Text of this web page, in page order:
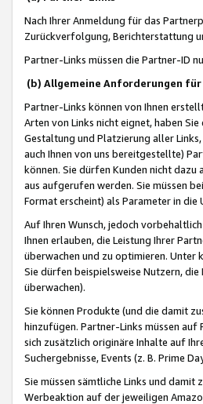
Nach Ihrer Anmeldung für das
Zurückverfolgung, Berichterstattung
Partner-Links müssen die Partner-ID
(b) Allgemeine Anforderungen
Partner-Links können von Ihnen
Arten von Links nicht eignet, haben
Gestaltung und Platzierung aller
auch Ihnen von uns bereitgestellte)
können. Sie dürfen Kunden nicht
aus aufgerufen werden. Sie müssen
Format erscheint) als Parameter in die
Auf Ihren Wunsch, jedoch
Ihnen erlauben, die Leistung Ihrer
überwachen und zu optimieren. Unter
Sie dürfen beispielsweise Nutzern,
überwachen).
Sie können Produkte (und die damit
hinzufügen. Partner-Links müssen
sich zusätzlich originäre Inhalte auf
Suchergebnisse, Events (z. B. Prime
Sie müssen sämtliche Links und
Werbeaktion auf der jeweiligen